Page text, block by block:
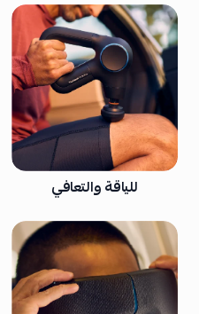
للياقة والتعافي